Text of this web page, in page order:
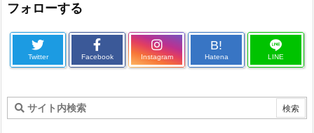
フォローする
Twitter Facebook Instagram
B!
Hatena LINE